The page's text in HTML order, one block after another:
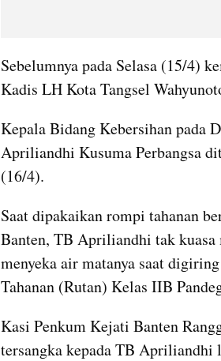
Sebelumnya pada Selasa (15/4)
Kadis LH Kota Tangsel
Kepala Bidang Kebersihan pada
Apriliandhi Kusuma Perbangsa
(16/4).
Saat dipakaikan rompi tahanan
Banten, TB Apriliandhi tak kuasa
menyeka air matanya saat
Tahanan (Rutan) Kelas IIB
Kasi Penkum Kejati Banten
tersangka kepada TB Apriliandhi